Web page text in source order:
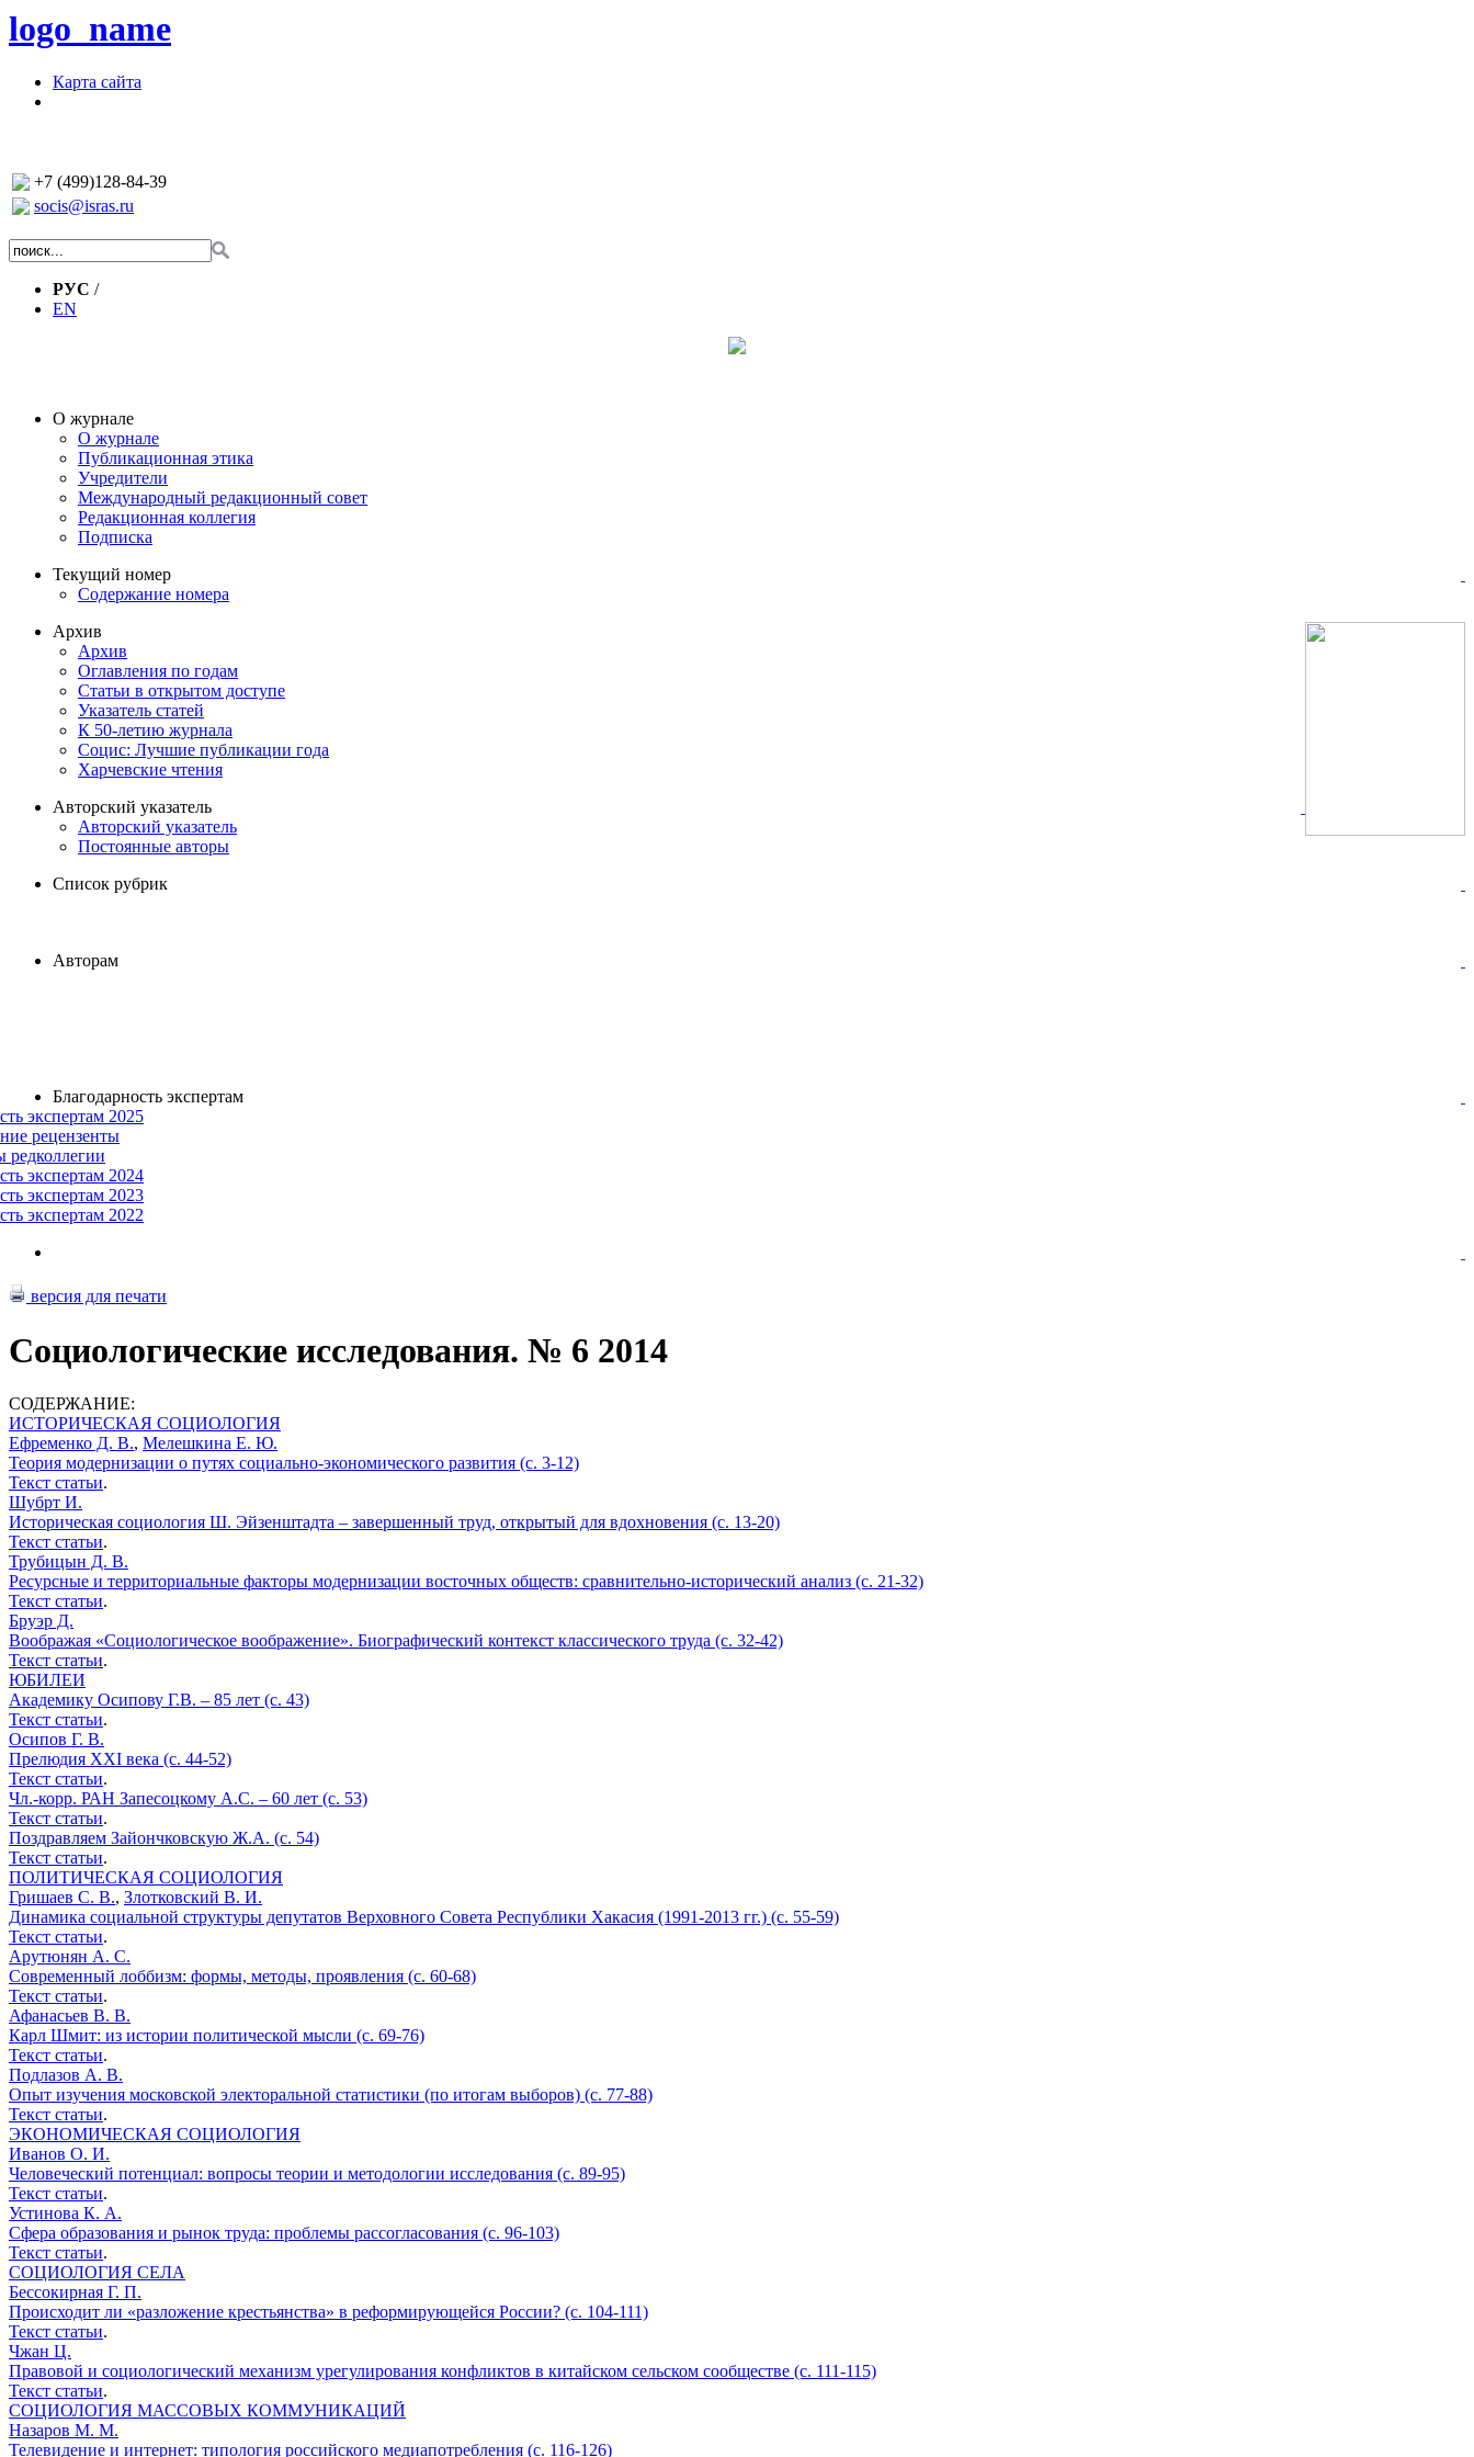
logo_name
Карта сайта
+7 (499)128-84-39
socis@isras.ru
РУС /
EN
О журнале
О журнале
Публикационная этика
Учредители
Международный редакционный совет
Редакционная коллегия
Подписка
Текущий номер
Содержание номера
Архив
Архив
Оглавления по годам
Статьи в открытом доступе
Указатель статей
К 50-летию журнала
Социс: Лучшие публикации года
Харчевские чтения
Авторский указатель
Авторский указатель
Постоянные авторы
Список рубрик
Авторам
Благодарность экспертам
экспертам 2025
рецензенты
редколлегии
экспертам 2024
экспертам 2023
экспертам 2022
версия для печати
Социологические исследования. № 6 2014
СОДЕРЖАНИЕ:
ИСТОРИЧЕСКАЯ СОЦИОЛОГИЯ
Ефременко Д. В., Мелешкина Е. Ю.
Теория модернизации о путях социально-экономического развития (с. 3-12)
Текст статьи.
Шубрт И.
Историческая социология Ш. Эйзенштадта – завершенный труд, открытый для вдохновения (с. 13-20)
Текст статьи.
Трубицын Д. В.
Ресурсные и территориальные факторы модернизации восточных обществ: сравнительно-исторический анализ (с. 21-32)
Текст статьи.
Бруэр Д.
Воображая «Социологическое воображение». Биографический контекст классического труда (с. 32-42)
Текст статьи.
ЮБИЛЕИ
Академику Осипову Г.В. – 85 лет (с. 43)
Текст статьи.
Осипов Г. В.
Прелюдия XXI века (с. 44-52)
Текст статьи.
Чл.-корр. РАН Запесоцкому А.С. – 60 лет (с. 53)
Текст статьи.
Поздравляем Зайончковскую Ж.А. (с. 54)
Текст статьи.
ПОЛИТИЧЕСКАЯ СОЦИОЛОГИЯ
Гришаев С. В., Злотковский В. И.
Динамика социальной структуры депутатов Верховного Совета Республики Хакасия (1991-2013 гг.) (с. 55-59)
Текст статьи.
Арутюнян А. С.
Современный лоббизм: формы, методы, проявления (с. 60-68)
Текст статьи.
Афанасьев В. В.
Карл Шмит: из истории политической мысли (с. 69-76)
Текст статьи.
Подлазов А. В.
Опыт изучения московской электоральной статистики (по итогам выборов) (с. 77-88)
Текст статьи.
ЭКОНОМИЧЕСКАЯ СОЦИОЛОГИЯ
Иванов О. И.
Человеческий потенциал: вопросы теории и методологии исследования (с. 89-95)
Текст статьи.
Устинова К. А.
Сфера образования и рынок труда: проблемы рассогласования (с. 96-103)
Текст статьи.
СОЦИОЛОГИЯ СЕЛА
Бессокирная Г. П.
Происходит ли «разложение крестьянства» в реформирующейся России? (с. 104-111)
Текст статьи.
Чжан Ц.
Правовой и социологический механизм урегулирования конфликтов в китайском сельском сообществе (с. 111-115)
Текст статьи.
СОЦИОЛОГИЯ МАССОВЫХ КОММУНИКАЦИЙ
Назаров М. М.
Телевидение и интернет: типология российского медиапотребления (с. 116-126)